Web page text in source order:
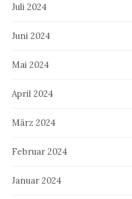
Juli 2024
Juni 2024
Mai 2024
April 2024
März 2024
Februar 2024
Januar 2024